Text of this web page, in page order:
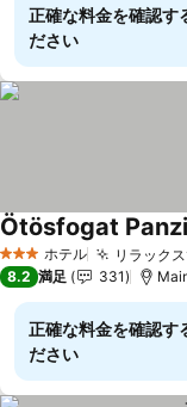
正確な料金を確認す
ださい
3 ホテルのランク
ホテル リラック
Ötösfogat
8.2 満足 331
正確な料金を確認す
ださい